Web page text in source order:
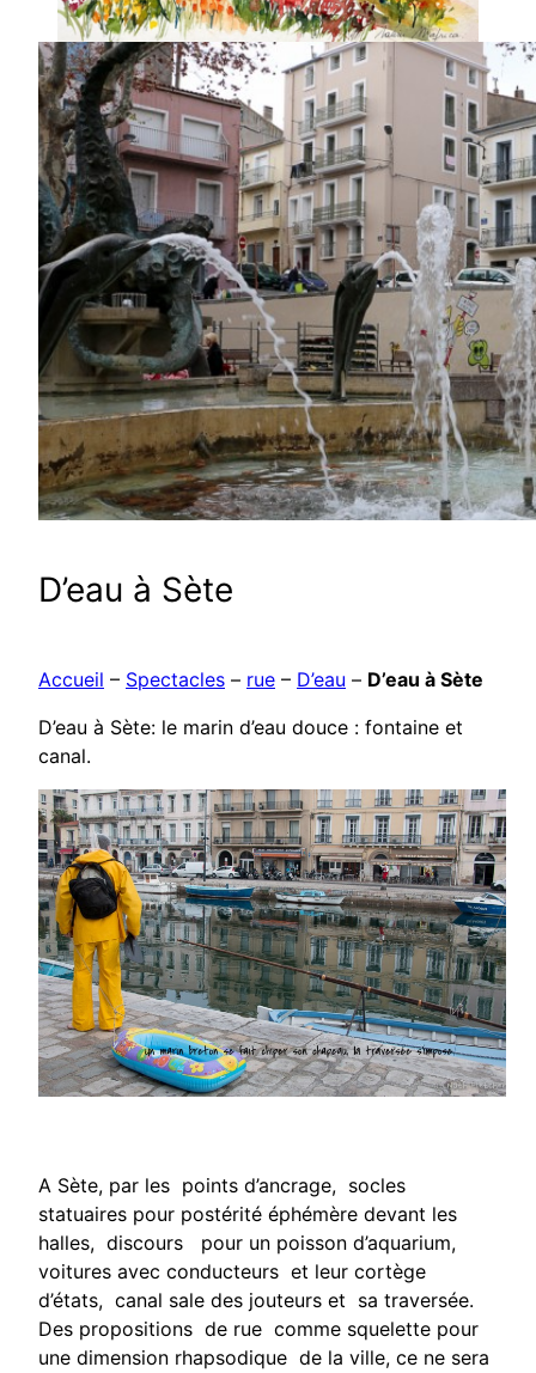
D’eau à Sète
Accueil – Spectacles – rue – D’eau – D’eau à Sète
D’eau à Sète: le marin d’eau douce : fontaine et
canal.
A Sète, par les points d’ancrage, socles
statuaires pour postérité éphémère devant les
halles, discours pour un poisson d’aquarium,
voitures avec conducteurs et leur cortège
d’états, canal sale des jouteurs et sa traversée.
Des propositions de rue comme squelette pour
une dimension rhapsodique de la ville, ce ne sera